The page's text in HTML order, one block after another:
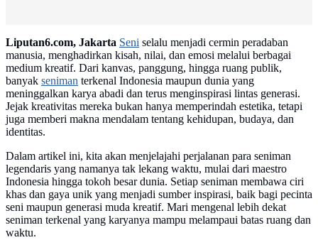
Liputan6.com, Jakarta Seni selalu menjadi cermin peradaban
manusia, menghadirkan kisah, nilai, dan emosi melalui berbagai
medium kreatif. Dari kanvas, panggung, hingga ruang publik,
banyak seniman terkenal Indonesia maupun dunia yang
meninggalkan karya abadi dan terus menginspirasi lintas generasi.
Jejak kreativitas mereka bukan hanya memperindah estetika, tetapi
juga memberi makna mendalam tentang kehidupan, budaya, dan
identitas.
Dalam artikel ini, kita akan menjelajahi perjalanan para seniman
legendaris yang namanya tak lekang waktu, mulai dari maestro
Indonesia hingga tokoh besar dunia. Setiap seniman membawa ciri
khas dan gaya unik yang menjadi sumber inspirasi, baik bagi pecinta
seni maupun generasi muda kreatif. Mari mengenal lebih dekat
seniman terkenal yang karyanya mampu melampaui batas ruang dan
waktu.